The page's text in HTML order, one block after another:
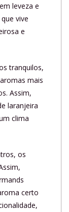
leveza e
vive
e
tranquilos,
mais
Assim,
laranjeira
clima
os
certo